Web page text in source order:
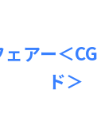
ェアー＜
ド＞